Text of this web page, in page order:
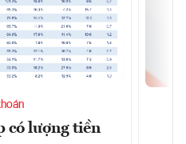
có lượng tiền